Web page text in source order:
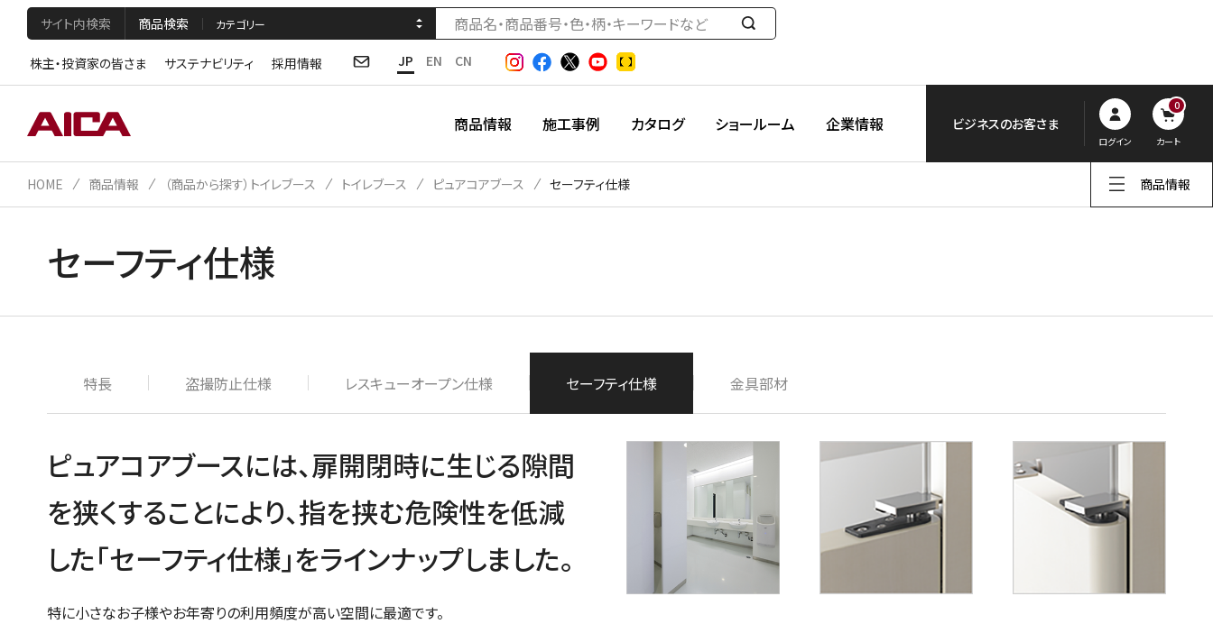
サイト内検索 商品検索
検
す
株主・投資家の皆さま サステナビリティ 採用情報 JP EN CN
商品情報 施工事例 カタログ ショールーム 企業情報 ビジネスのお客さま
ログイン
0
カート
商品情報
HOME 商品情報 （商品から探す）トイレブース トイレブース ピュアコアブース セーフティ仕様
セーフティ仕様
特長 盗撮防止仕様 レスキューオープン仕様 セーフティ仕様 金具部材
ピュアコアブースには、扉開閉時に生じる隙間
を狭くすることにより、指を挟む危険性を低減
した｢セーフティ仕様｣をラインナップしました。
特に小さなお子様やお年寄りの利用頻度が高い空間に最適です。